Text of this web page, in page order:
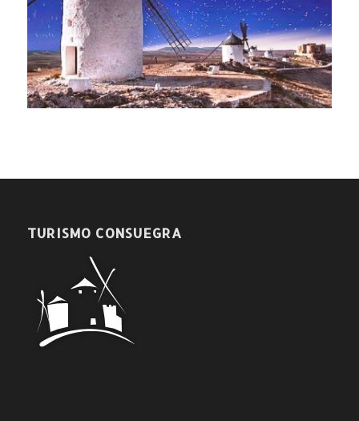
TURISMO CONSUEGRA